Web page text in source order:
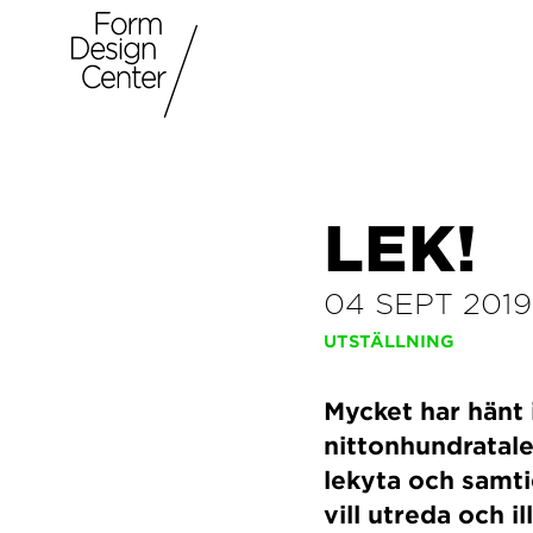
LEK!
04 SEPT 2019
UTSTÄLLNING
Mycket har
lekyta och
vill utreda och